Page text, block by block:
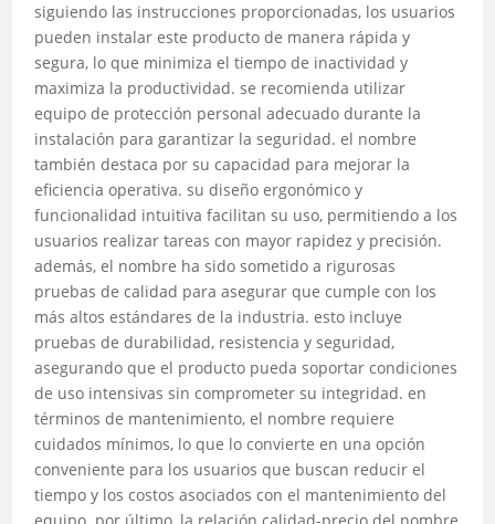
siguiendo las instrucciones proporcionadas, los usuarios
pueden instalar este producto de manera rápida y
segura, lo que minimiza el tiempo de inactividad y
maximiza la productividad. se recomienda utilizar
equipo de protección personal adecuado durante la
instalación para garantizar la seguridad. el nombre
también destaca por su capacidad para mejorar la
eficiencia operativa. su diseño ergonómico y
funcionalidad intuitiva facilitan su uso, permitiendo a los
usuarios realizar tareas con mayor rapidez y precisión.
además, el nombre ha sido sometido a rigurosas
pruebas de calidad para asegurar que cumple con los
más altos estándares de la industria. esto incluye
pruebas de durabilidad, resistencia y seguridad,
asegurando que el producto pueda soportar condiciones
de uso intensivas sin comprometer su integridad. en
términos de mantenimiento, el nombre requiere
cuidados mínimos, lo que lo convierte en una opción
conveniente para los usuarios que buscan reducir el
tiempo y los costos asociados con el mantenimiento del